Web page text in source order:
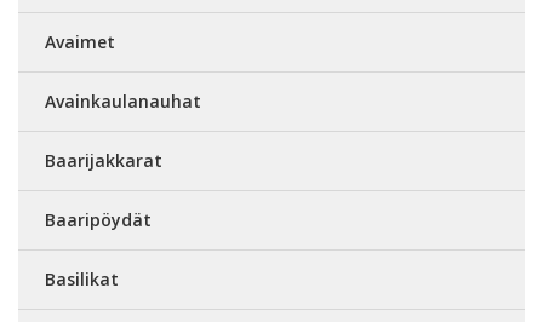
Avaimet
Avainkaulanauhat
Baarijakkarat
Baaripöydät
Basilikat